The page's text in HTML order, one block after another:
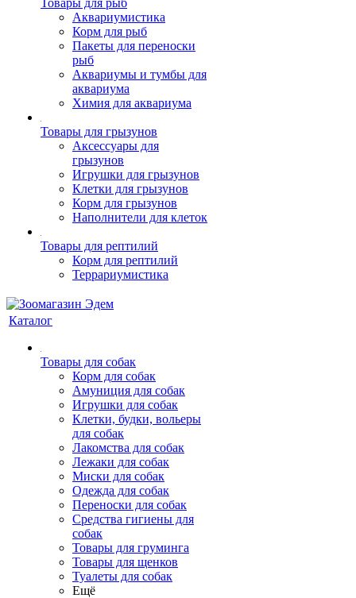
Товары для рыб
Аквариумистика
Корм для рыб
Пакеты для переноски
рыб
Аквариумы и тумбы для
аквариума
Химия для аквариума
Товары для грызунов
Аксессуары для
грызунов
Игрушки для грызунов
Клетки для грызунов
Корм для грызунов
Наполнители для клеток
Товары для рептилий
Корм для рептилий
Террариумистика
Каталог
Товары для собак
Корм для собак
Амуниция для собак
Игрушки для собак
Клетки, будки, вольеры
для собак
Лакомства для собак
Лежаки для собак
Миски для собак
Одежда для собак
Переноски для собак
Средства гигиены для
собак
Товары для груминга
Товары для щенков
Туалеты для собак
Ещё